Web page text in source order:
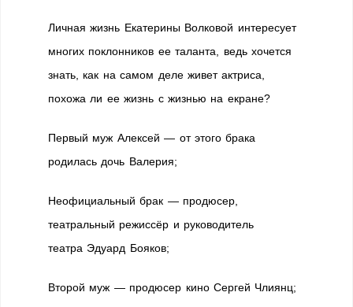
Личная жизнь Екатерины Волковой интересует
многих поклонников ее таланта, ведь хочется
знать, как на самом деле живет актриса,
похожа ли ее жизнь с жизнью на екране?
Первый муж Алексей — от этого брака
родилась дочь Валерия;
Неофициальный брак — продюсер,
театральный режиссёр и руководитель
театра Эдуард Бояков;
Второй муж — продюсер кино Сергей Члиянц;